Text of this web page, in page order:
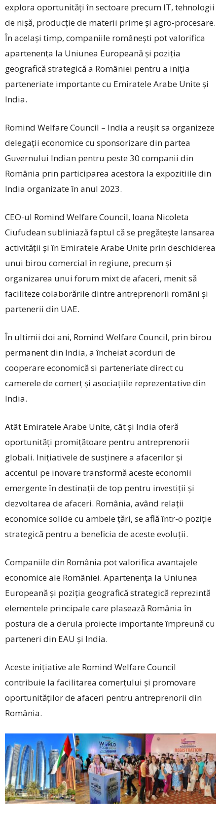
explora oportunități în sectoare precum IT, tehnologii
de nișă, producție de materii prime și agro-procesare.
În același timp, companiile românești pot valorifica
apartenența la Uniunea Europeană și poziția
geografică strategică a României pentru a iniția
parteneriate importante cu Emiratele Arabe Unite și
India.
Romind Welfare Council – India a reușit sa organizeze
delegații economice cu sponsorizare din partea
Guvernului Indian pentru peste 30 companii din
România prin participarea acestora la expozitiile din
India organizate în anul 2023.
CEO-ul Romind Welfare Council, Ioana Nicoleta
Ciufudean subliniază faptul că se pregătește lansarea
activității și în Emiratele Arabe Unite prin deschiderea
unui birou comercial în regiune, precum și
organizarea unui forum mixt de afaceri, menit să
faciliteze colaborările dintre antreprenorii români și
partenerii din UAE.
În ultimii doi ani, Romind Welfare Council, prin birou
permanent din India, a încheiat acorduri de
cooperare economică si parteneriate direct cu
camerele de comerț și asociațiile reprezentative din
India.
Atât Emiratele Arabe Unite, cât și India oferă
oportunități promițătoare pentru antreprenorii
globali. Inițiativele de susținere a afacerilor și
accentul pe inovare transformă aceste economii
emergente în destinații de top pentru investiții și
dezvoltarea de afaceri. România, având relații
economice solide cu ambele țări, se află într-o poziție
strategică pentru a beneficia de aceste evoluții.
Companiile din România pot valorifica avantajele
economice ale României. Apartenența la Uniunea
Europeană și poziția geografică strategică reprezintă
elementele principale care plasează România în
postura de a derula proiecte importante împreună cu
parteneri din EAU și India.
Aceste inițiative ale Romind Welfare Council
contribuie la facilitarea comerțului și promovare
oportunităților de afaceri pentru antreprenorii din
România.